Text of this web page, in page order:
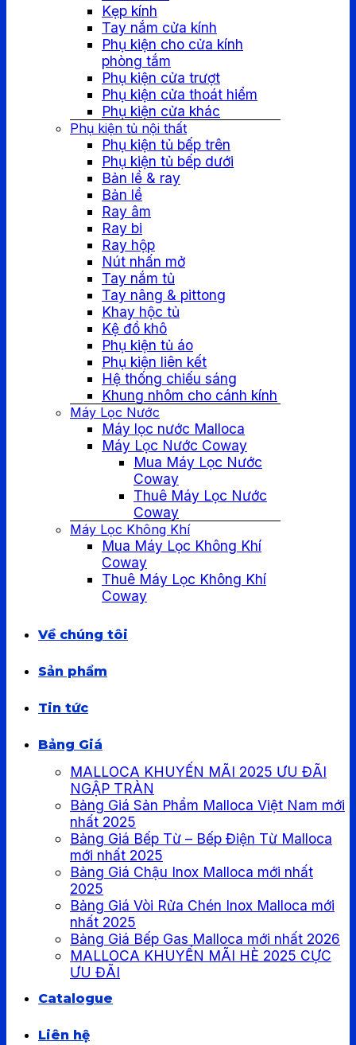
Kẹp kính
Tay nắm cửa kính
Phụ kiện cho cửa kính
phòng tắm
Phụ kiện cửa trượt
Phụ kiện cửa thoát hiểm
Phụ kiện cửa khác
Phụ kiện tủ nội thất
Phụ kiện tủ bếp trên
Phụ kiện tủ bếp dưới
Bản lề & ray
Bản lề
Ray âm
Ray bi
Ray hộp
Nút nhấn mở
Tay nắm tủ
Tay nâng & pittong
Khay hộc tủ
Kệ đồ khô
Phụ kiện tủ áo
Phụ kiện liên kết
Hệ thống chiếu sáng
Khung nhôm cho cánh kính
Máy Lọc Nước
Máy lọc nước Malloca
Máy Lọc Nước Coway
Mua Máy Lọc Nước
Coway
Thuê Máy Lọc Nước
Coway
Máy Lọc Không Khí
Mua Máy Lọc Không Khí
Coway
Thuê Máy Lọc Không Khí
Coway
Về chúng tôi
Sản phẩm
Tin tức
Bảng Giá
MALLOCA KHUYẾN MÃI 2025 ƯU ĐÃI
NGẬP TRÀN
Bảng Giá Sản Phẩm Malloca Việt Nam mới
nhất 2025
Bảng Giá Bếp Từ – Bếp Điện Từ Malloca
mới nhất 2025
Bảng Giá Chậu Inox Malloca mới nhất
2025
Bảng Giá Vòi Rửa Chén Inox Malloca mới
nhất 2025
Bảng Giá Bếp Gas Malloca mới nhất 2026
MALLOCA KHUYẾN MÃI HÈ 2025 CỰC
ƯU ĐÃI
Catalogue
Liên hệ